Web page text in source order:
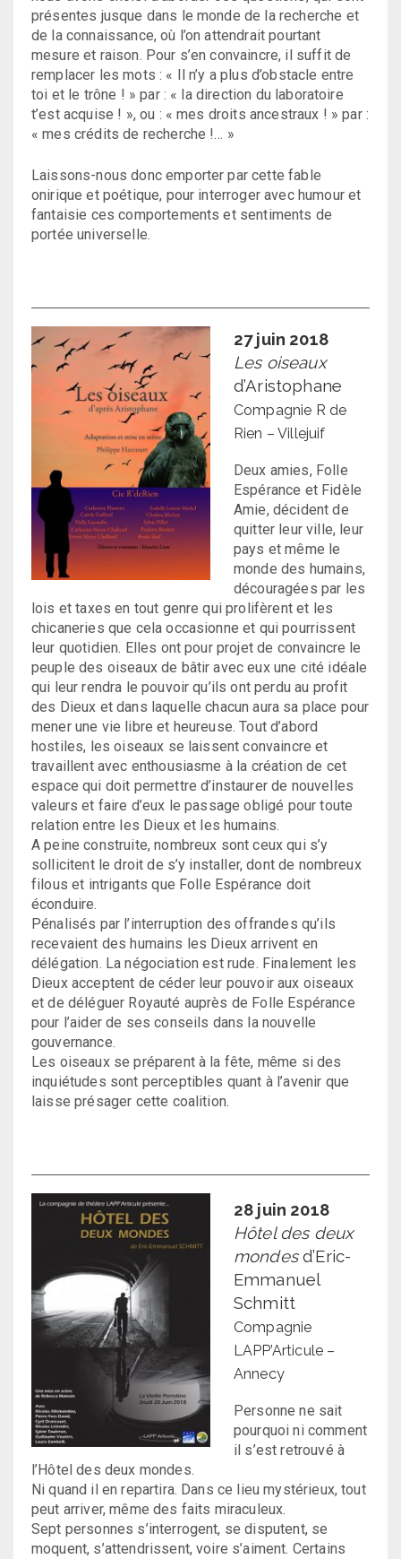
présentes jusque dans le monde de la recherche et
de la connaissance, où l’on attendrait pourtant
mesure et raison. Pour s’en convaincre, il suffit de
remplacer les mots : « Il n’y a plus d’obstacle entre
toi et le trône ! » par : « la direction du laboratoire
t’est acquise ! », ou : « mes droits ancestraux ! » par :
« mes crédits de recherche !… »
Laissons-nous donc emporter par cette fable
onirique et poétique, pour interroger avec humour et
fantaisie ces comportements et sentiments de
portée universelle.
27 juin 2018
Les oiseaux
d’Aristophane
Compagnie R de
Rien – Villejuif
Deux amies, Folle
Espérance et Fidèle
Amie, décident de
quitter leur ville, leur
pays et même le
monde des humains,
découragées par les
lois et taxes en tout genre qui prolifèrent et les
chicaneries que cela occasionne et qui pourrissent
leur quotidien. Elles ont pour projet de convaincre le
peuple des oiseaux de bâtir avec eux une cité idéale
qui leur rendra le pouvoir qu’ils ont perdu au profit
des Dieux et dans laquelle chacun aura sa place pour
mener une vie libre et heureuse. Tout d’abord
hostiles, les oiseaux se laissent convaincre et
travaillent avec enthousiasme à la création de cet
espace qui doit permettre d’instaurer de nouvelles
valeurs et faire d’eux le passage obligé pour toute
relation entre les Dieux et les humains.
A peine construite, nombreux sont ceux qui s’y
sollicitent le droit de s’y installer, dont de nombreux
filous et intrigants que Folle Espérance doit
éconduire.
Pénalisés par l’interruption des offrandes qu’ils
recevaient des humains les Dieux arrivent en
délégation. La négociation est rude. Finalement les
Dieux acceptent de céder leur pouvoir aux oiseaux
et de déléguer Royauté auprès de Folle Espérance
pour l’aider de ses conseils dans la nouvelle
gouvernance.
Les oiseaux se préparent à la fête, même si des
inquiétudes sont perceptibles quant à l’avenir que
laisse présager cette coalition.
28 juin 2018
Hôtel des deux
mondesd’Eric-
Emmanuel
Schmitt
Compagnie
LAPP’Articule –
Annecy
Personne ne sait
pourquoi ni comment
il s’est retrouvé à
l’Hôtel des deux mondes.
Ni quand il en repartira. Dans ce lieu mystérieux, tout
peut arriver, même des faits miraculeux.
Sept personnes s’interrogent, se disputent, se
moquent, s’attendrissent, voire s’aiment. Certains